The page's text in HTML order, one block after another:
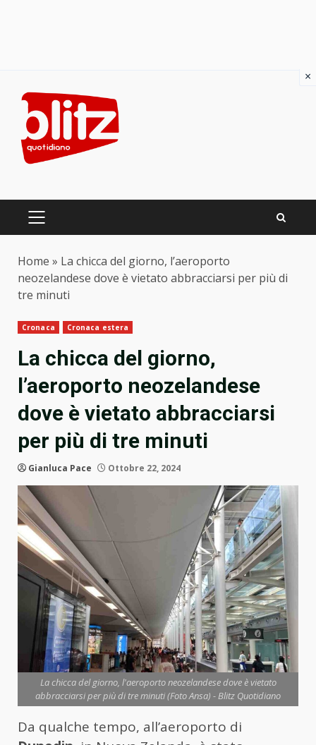
content
PRIMARY
Home » La chicca del giorno, l’aeroporto
neozelandese dove è vietato abbracciarsi per più di
tre minuti
Cronaca Cronaca estera
La chicca del giorno,
l’aeroporto neozelandese
dove è vietato abbracciarsi
per più di tre minuti
Gianluca Pace Ottobre 22, 2024
La chicca del giorno, l'aeroporto neozelandese dove è vietato
abbracciarsi per più di tre minuti (Foto Ansa) - Blitz Quotidiano
Da qualche tempo, all’aeroporto di
×